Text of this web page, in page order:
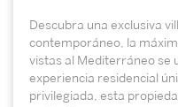
Descubra una exclusiva
contemporáneo, la
vistas al Mediterráneo se
experiencia residencial
privilegiada, esta